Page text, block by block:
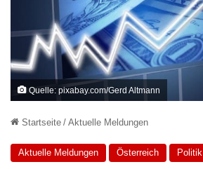
Quelle: pixabay.com/Gerd Altmann
Startseite / Aktuelle Meldungen
Aktuelle Meldungen Österreich Politik